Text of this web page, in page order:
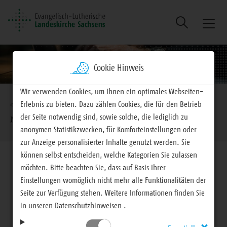
Suche
Brotkrumennavigation
EVLKS - engagiert
Mitteilungen
Mitteilungen für Haupt- und Ehrenamtliche
Mitteilungen für Haupt- und Ehrenamtliche
Cookie Hinweis
Wir verwenden Cookies, um Ihnen ein optimales Webseiten-
Erlebnis zu bieten. Dazu zählen Cookies, die für den Betrieb
der Seite notwendig sind, sowie solche, die lediglich zu
anonymen Statistikzwecken, für Komforteinstellungen oder
zur Anzeige personalisierter Inhalte genutzt werden. Sie
können selbst entscheiden, welche Kategorien Sie zulassen
möchten. Bitte beachten Sie, dass auf Basis Ihrer
Einstellungen womöglich nicht mehr alle Funktionalitäten der
Seite zur Verfügung stehen. Weitere Informationen finden Sie
in unseren Datenschutzhinweisen .